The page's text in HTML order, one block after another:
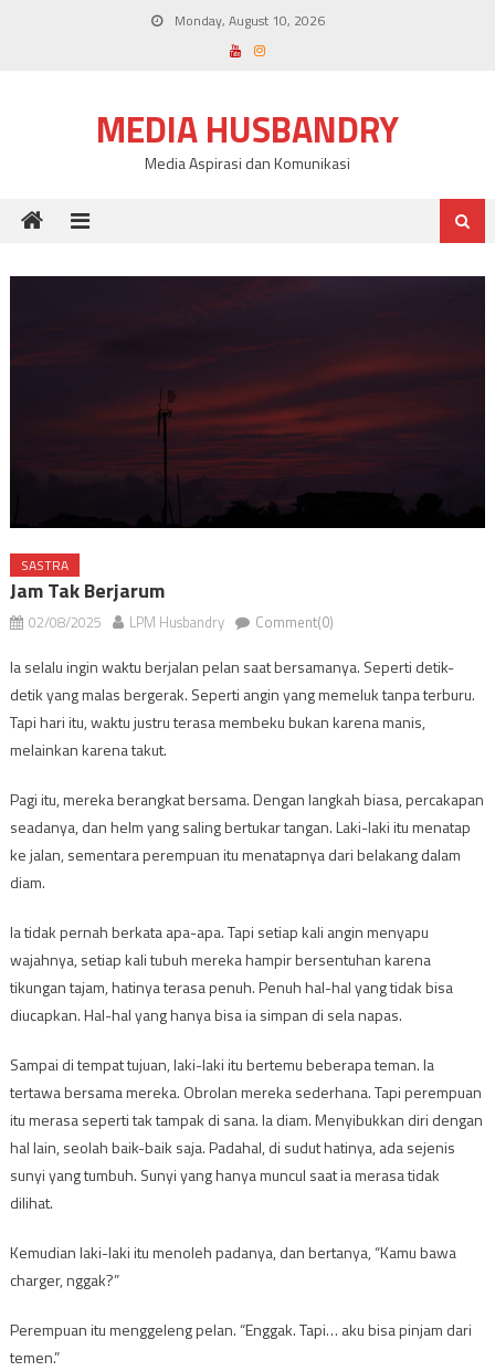
Monday, August 10, 2026
MEDIA HUSBANDRY
Media Aspirasi dan Komunikasi
SASTRA
Jam Tak Berjarum
02/08/2025 LPM Husbandry Comment(0)
Ia selalu ingin waktu berjalan pelan saat bersamanya. Seperti detik-
detik yang malas bergerak. Seperti angin yang memeluk tanpa terburu.
Tapi hari itu, waktu justru terasa membeku bukan karena manis,
melainkan karena takut.
Pagi itu, mereka berangkat bersama. Dengan langkah biasa, percakapan
seadanya, dan helm yang saling bertukar tangan. Laki-laki itu menatap
ke jalan, sementara perempuan itu menatapnya dari belakang dalam
diam.
Ia tidak pernah berkata apa-apa. Tapi setiap kali angin menyapu
wajahnya, setiap kali tubuh mereka hampir bersentuhan karena
tikungan tajam, hatinya terasa penuh. Penuh hal-hal yang tidak bisa
diucapkan. Hal-hal yang hanya bisa ia simpan di sela napas.
Sampai di tempat tujuan, laki-laki itu bertemu beberapa teman. Ia
tertawa bersama mereka. Obrolan mereka sederhana. Tapi perempuan
itu merasa seperti tak tampak di sana. Ia diam. Menyibukkan diri dengan
hal lain, seolah baik-baik saja. Padahal, di sudut hatinya, ada sejenis
sunyi yang tumbuh. Sunyi yang hanya muncul saat ia merasa tidak
dilihat.
Kemudian laki-laki itu menoleh padanya, dan bertanya, “Kamu bawa
charger, nggak?”
Perempuan itu menggeleng pelan. “Enggak. Tapi… aku bisa pinjam dari
temen.”